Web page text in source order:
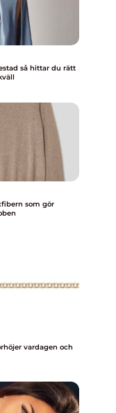
du rätt
vardagen och